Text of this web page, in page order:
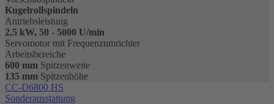
Kugelrollspindeln
Antriebsleistung
2,5 kW, 50 - 5000 U/min
Servomotor mit Frequenzumrichter
Arbeitsbereiche
600 mm Spitzenweite
135 mm Spitzenhöhe
CC-D6800 HS
Sonderausstattung